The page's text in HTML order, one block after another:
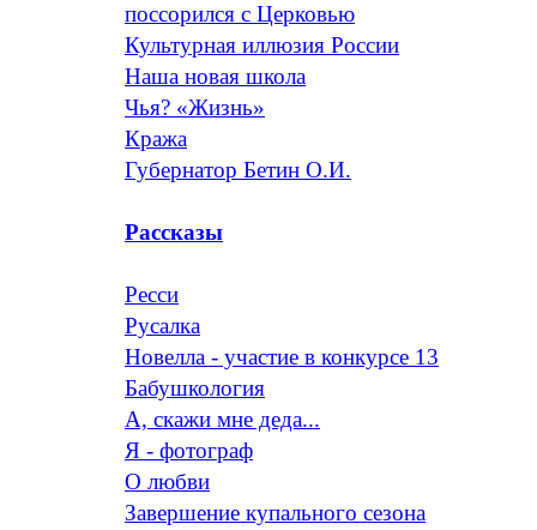
поссорился с Церковью
Культурная иллюзия России
Наша новая школа
Чья? «Жизнь»
Кража
Губернатор Бетин О.И.
Рассказы
Ресси
Русалка
Новелла - участие в конкурсе 13
Бабушкология
А, скажи мне деда...
Я - фотограф
О любви
Завершение купального сезона